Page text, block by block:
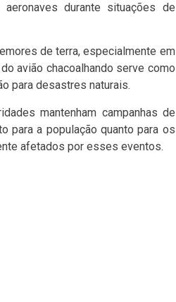
durante situações de
de terra, especialmente em
avião chacoalhando serve como
para desastres naturais.
mantenham campanhas de
para a população quanto para os
afetados por esses eventos.